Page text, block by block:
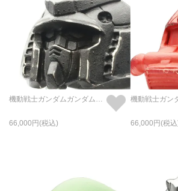
機動戦士ガンダムガンダムフェイスリング-BLACK-/指輪
66,000 66,000